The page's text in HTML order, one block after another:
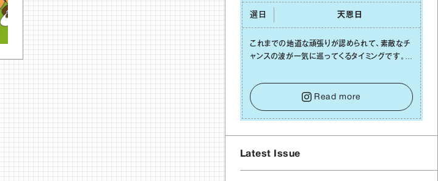
選日 天恩⽇
これまでの地道な頑張りが認められて、素敵なチ
ャンスの波が⼀気に巡ってくるタイミングです。周
せずに笑顔で受け取りましょう。みんなと⼀緒に
幸せになっていくイメージを持って⼀歩を踏み出
して。⼀⼈⼀⼈の良いところが混ざり合い、ハッ
ピーな未来が形作られていきます。
Read more
Latest Issue